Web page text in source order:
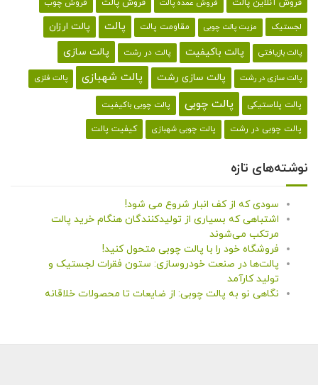
فروش عمده پالت فروش چوب
لجستیک مزیت پالت چوبی مقاومت پالت پالت پالت ارزان
پالت بازیافتی پالت باکیفیت پالت در رشت پالت سازی
پالت سازی در رشت پالت سازی رشت پالت شهبازی پالت فلزی
پالت پلاستیکی پالت چوبی پالت چوبی باکیفیت
پالت چوبی در رشت پالت چوبی شهبازی کیفیت پالت
نوشته‌های تازه
سودی که از کف انبار شروع می شود!
اشتباهی که بسیاری از تولیدکنندگان هنگام خرید پالت
مرتکب می‌شوند
فروشگاه خود را با پالت چوبی متحول کنید!
پالت‌ها در صنعت خودروسازی: ستون فقرات لجستیک و
تولید کارآمد
نگاهی نو به پالت چوبی: از ضایعات تا محصولات خلاقانه